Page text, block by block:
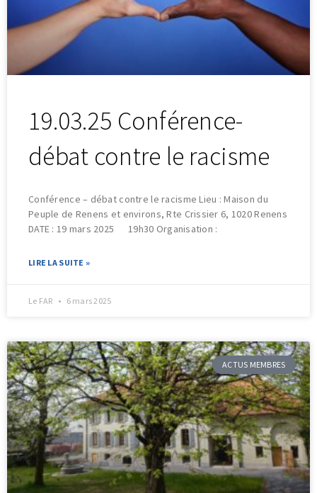
19.03.25 Conférence-
débat contre le racisme
Conférence – débat contre le racisme Lieu : Maison du
Peuple de Renens et environs, Rte Crissier 6, 1020 Renens
DATE : 19 mars 2025 19h30 Organisation :
LIRE LA SUITE »
Le FAR 6 mars 2025
ACTUS MEMBRES